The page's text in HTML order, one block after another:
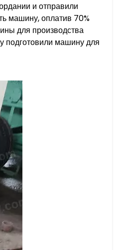
и отправили
машину, оплатив 70%
для производства
подготовили машину для